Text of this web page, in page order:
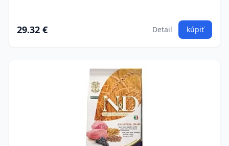
29.32 € Detail kúpiť